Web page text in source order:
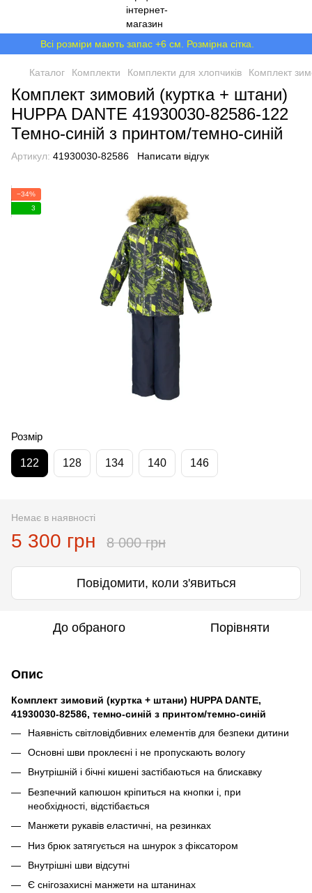
Всі розміри мають запас +6 см. Розмірна сітка.
Каталог Комплекти Комплекти для хлопчиків Комплект
Комплект зимовий (куртка + штани)
HUPPA DANTE 41930030-82586-122
Темно-синій з принтом/темно-синій
Артикул: 41930030-82586 Написати відгук
−34%
3
Розмір
122 128 134 140 146
Немає в наявності
5 300 грн 8 000 грн
Повідомити, коли з'явиться
До обраного Порівняти
Опис
Комплект зимовий (куртка + штани) HUPPA DANTE,
41930030-82586, темно-синій з принтом/темно-синій
Наявність світловідбивних елементів для безпеки дитини
Основні шви проклеєні і не пропускають вологу
Внутрішній і бічні кишені застібаються на блискавку
Безпечний капюшон кріпиться на кнопки і, при
необхідності, відстібається
Манжети рукавів еластичні, на резинках
Низ брюк затягується на шнурок з фіксатором
Внутрішні шви відсутні
Є снігозахисні манжети на штанинах